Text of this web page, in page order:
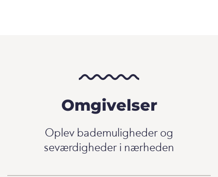
Omgivelser
Oplev bademuligheder og
seværdigheder i nærheden